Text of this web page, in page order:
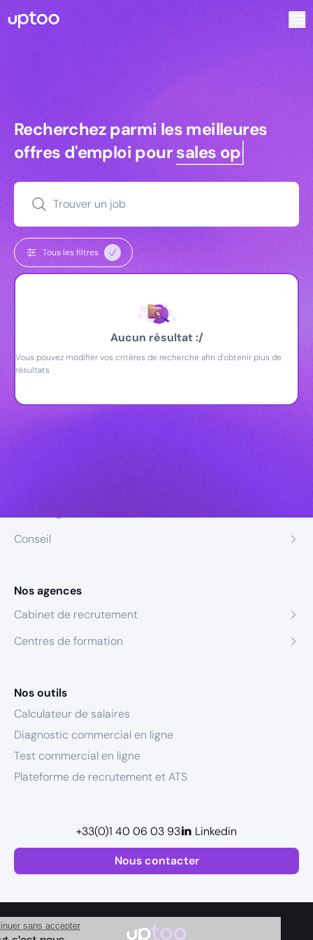
Continuer sans accepter
Recherchez parmi les meilleures
Recherchez parmi les meilleures
offres d'emploi poursales ops
Trouver un job
Tous les filtres
Aucun résultat :/
Vous pouvez modifier vos critères de recherche afin d'obtenir plus de
résultats
Conseil
Nos agences
Cabinet de recrutement
Centres de formation
Nos outils
Calculateur de salaires
Diagnostic commercial en ligne
Test commercial en ligne
Plateforme de recrutement et ATS
Nous contacter
+33(0)1 40 06 03 93 Linkedin